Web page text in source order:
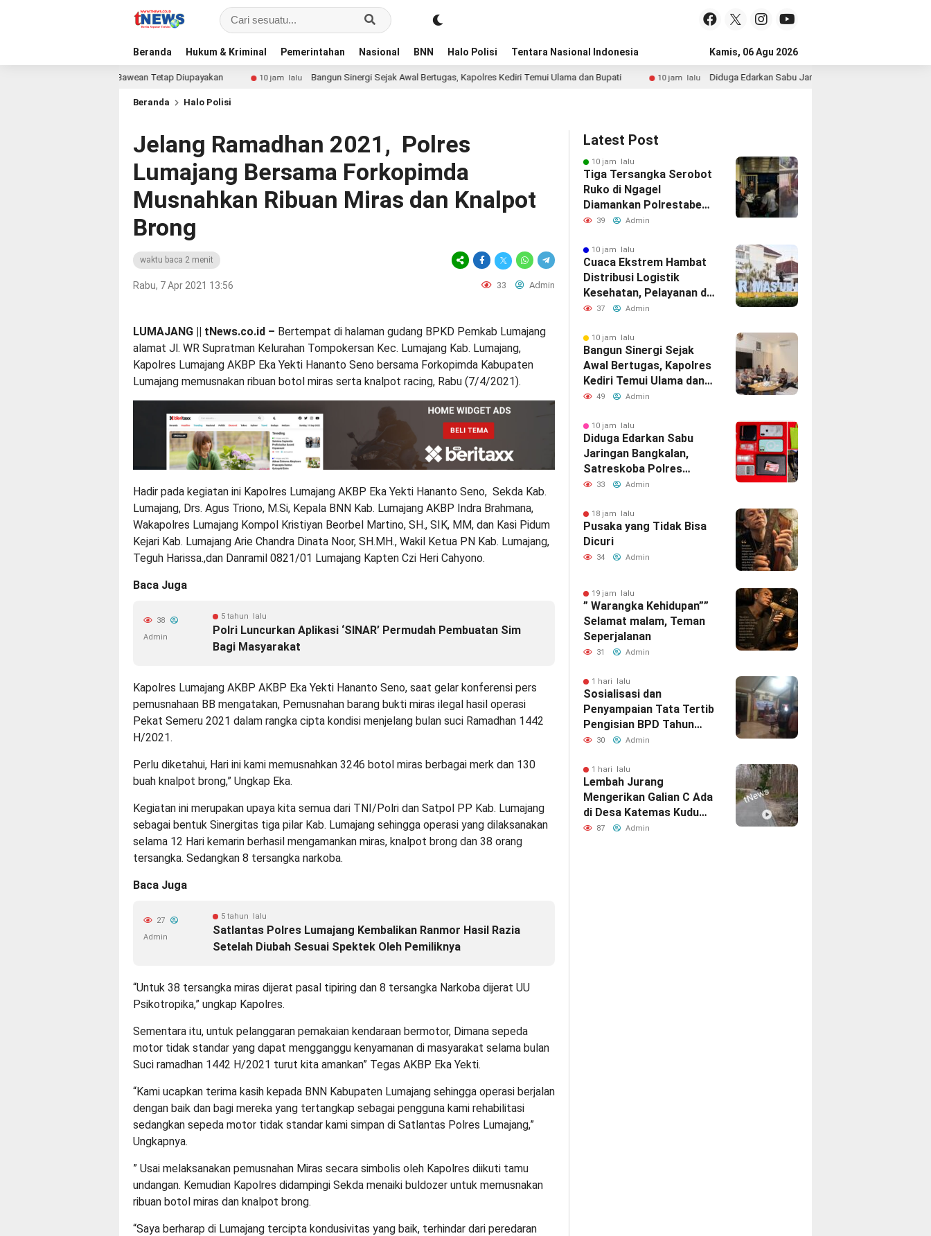
Beranda Hukum & Kriminal Pemerintahan Nasional BNN Halo Polisi Tentara Nasional Indonesia Kamis, 06 Agu 2026
Pelayanan di Bawean Tetap Diupayakan 10 jam lalu Bangun Sinergi Sejak Awal Bertugas, Kapolres Kediri Temui Ulama dan Bupati 10 jam lalu Diduga Edarkan Sabu Jaringan Bangkalan, Satreskoba Polres
Beranda Halo Polisi
Jelang Ramadhan 2021, Polres
Lumajang Bersama Forkopimda
Musnahkan Ribuan Miras dan Knalpot
Brong
waktu baca 2 menit
Rabu, 7 Apr 2021 13:56 33 Admin
LUMAJANG || tNews.co.id – Bertempat di halaman gudang BPKD Pemkab Lumajang
alamat Jl. WR Supratman Kelurahan Tompokersan Kec. Lumajang Kab. Lumajang,
Kapolres Lumajang AKBP Eka Yekti Hananto Seno bersama Forkopimda Kabupaten
Lumajang memusnakan ribuan botol miras serta knalpot racing, Rabu (7/4/2021).
Hadir pada kegiatan ini Kapolres Lumajang AKBP Eka Yekti Hananto Seno, Sekda Kab.
Lumajang, Drs. Agus Triono, M.Si, Kepala BNN Kab. Lumajang AKBP Indra Brahmana,
Wakapolres Lumajang Kompol Kristiyan Beorbel Martino, SH., SIK, MM, dan Kasi Pidum
Kejari Kab. Lumajang Arie Chandra Dinata Noor, SH.MH., Wakil Ketua PN Kab. Lumajang,
Teguh Harissa.,dan Danramil 0821/01 Lumajang Kapten Czi Heri Cahyono.
Baca Juga
5 tahun lalu
Polri Luncurkan Aplikasi ‘SINAR’ Permudah Pembuatan Sim
Bagi Masyarakat
38
Admin
Kapolres Lumajang AKBP AKBP Eka Yekti Hananto Seno, saat gelar konferensi pers
pemusnahaan BB mengatakan, Pemusnahan barang bukti miras ilegal hasil operasi
Pekat Semeru 2021 dalam rangka cipta kondisi menjelang bulan suci Ramadhan 1442
H/2021.
Perlu diketahui, Hari ini kami memusnahkan 3246 botol miras berbagai merk dan 130
buah knalpot brong,” Ungkap Eka.
Kegiatan ini merupakan upaya kita semua dari TNI/Polri dan Satpol PP Kab. Lumajang
sebagai bentuk Sinergitas tiga pilar Kab. Lumajang sehingga operasi yang dilaksanakan
selama 12 Hari kemarin berhasil mengamankan miras, knalpot brong dan 38 orang
tersangka. Sedangkan 8 tersangka narkoba.
Baca Juga
5 tahun lalu
Satlantas Polres Lumajang Kembalikan Ranmor Hasil Razia
Setelah Diubah Sesuai Spektek Oleh Pemiliknya
27
Admin
“Untuk 38 tersangka miras dijerat pasal tipiring dan 8 tersangka Narkoba dijerat UU
Psikotropika,” ungkap Kapolres.
Sementara itu, untuk pelanggaran pemakaian kendaraan bermotor, Dimana sepeda
motor tidak standar yang dapat mengganggu kenyamanan di masyarakat selama bulan
Suci ramadhan 1442 H/2021 turut kita amankan” Tegas AKBP Eka Yekti.
“Kami ucapkan terima kasih kepada BNN Kabupaten Lumajang sehingga operasi berjalan
dengan baik dan bagi mereka yang tertangkap sebagai pengguna kami rehabilitasi
sedangkan sepeda motor tidak standar kami simpan di Satlantas Polres Lumajang,”
Ungkapnya.
” Usai melaksanakan pemusnahan Miras secara simbolis oleh Kapolres diikuti tamu
undangan. Kemudian Kapolres didampingi Sekda menaiki buldozer untuk memusnakan
ribuan botol miras dan knalpot brong.
“Saya berharap di Lumajang tercipta kondusivitas yang baik, terhindar dari peredaran
Latest Post
10 jam lalu
Tiga Tersangka Serobot
Ruko di Ngagel
Diamankan Polrestabes
Surabaya
39 Admin
10 jam lalu
Cuaca Ekstrem Hambat
Distribusi Logistik
Kesehatan, Pelayanan di
Bawean Tetap
37 Admin
10 jam lalu
Bangun Sinergi Sejak
Awal Bertugas, Kapolres
Kediri Temui Ulama dan
Bupati
49 Admin
10 jam lalu
Diduga Edarkan Sabu
Jaringan Bangkalan,
Satreskoba Polres
Gresik Tangkap Oknum
Gresik
33 Admin
18 jam lalu
Pusaka yang Tidak Bisa
Dicuri
34 Admin
19 jam lalu
” Warangka Kehidupan””
Selamat malam, Teman
Seperjalanan
31 Admin
1 hari lalu
Sosialisasi dan
Penyampaian Tata Tertib
Pengisian BPD Tahun
2026 di Desa
Berlangsung Tertib dan
Kondusif
30 Admin
1 hari lalu
Lembah Jurang
Mengerikan Galian C Ada
di Desa Katemas Kudu
Jombang Tetap
87 Admin